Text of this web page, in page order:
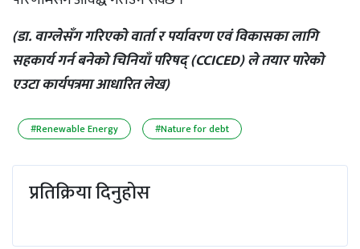
(डा. वाग्लेसँग गरिएको वार्ता र पर्यावरण एवंविकासका लागि
सहकार्य गर्न बनेको चिनियाँ परिषद् (CCICED) ले तयार पारेको
एउटा कार्यपत्रमा आधारित लेख)
#Renewable Energy #Nature for debt
प्रतिक्रिया दिनुहोस